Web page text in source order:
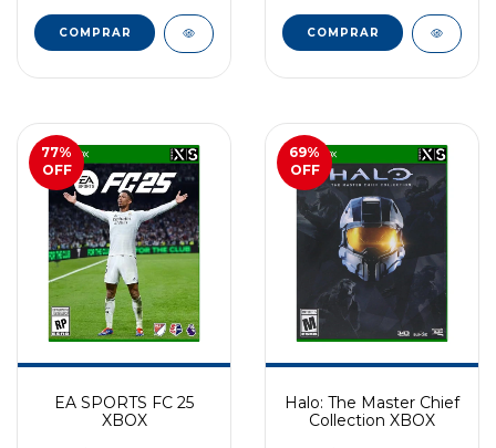
77%
OFF
EA SPORTS FC 25
XBOX
69%
OFF
Halo: The Master Chief
Collection XBOX